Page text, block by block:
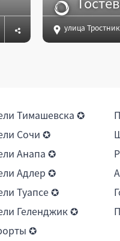
улица
Тимашевска ✪
Сочи ✪
Анапа ✪
Адлер ✪
Туапсе ✪
Геленджик ✪
✪